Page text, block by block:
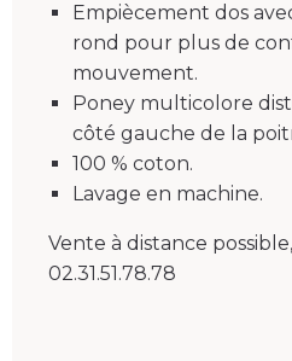
Empiècement dos
rond pour plus de
mouvement.
Poney multicolore
côté gauche de la
100 % coton.
Lavage en machine.
Vente à distance
02.31.51.78.78